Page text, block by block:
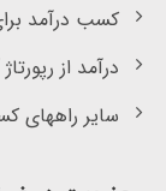
کسب درآمد
درآمد از
سایر راههای